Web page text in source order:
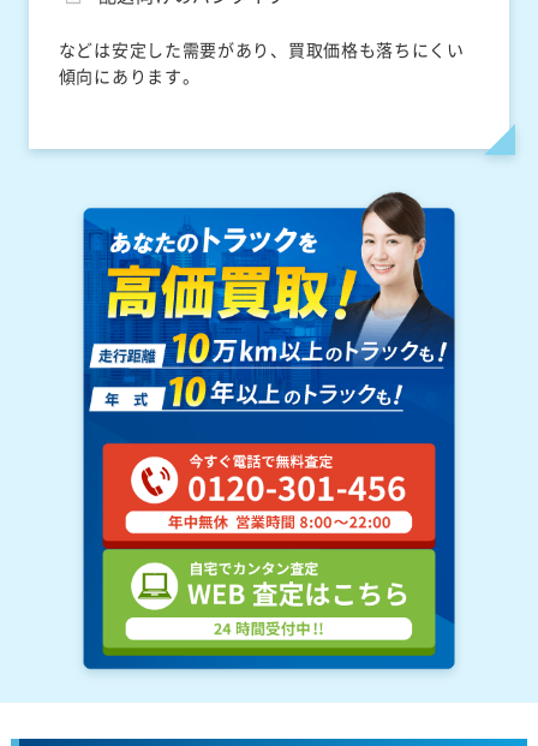
などは安定した需要があり、買取価格も落ちにくい
傾向にあります。